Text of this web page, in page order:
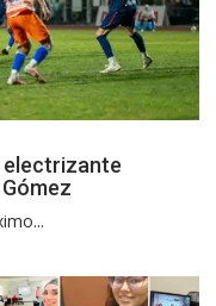
electrizante